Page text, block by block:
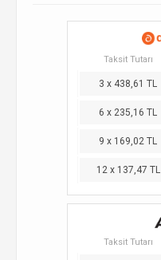
Taksit Tutarı
3 x 438,61 TL
6 x 235,16 TL
9 x 169,02 TL
12 x 137,47 TL
Taksit Tutarı